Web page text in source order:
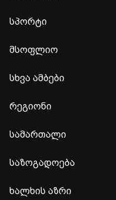
სპორტი
მსოფლიო
სხვა ამბები
რეგიონი
სამართალი
საზოგადოება
ხალხის აზრი